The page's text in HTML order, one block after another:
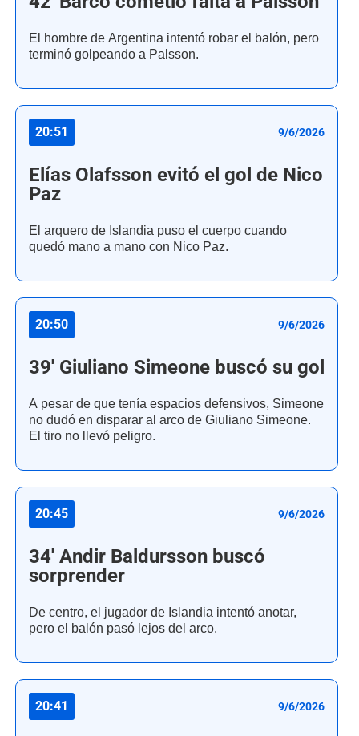
El hombre de Argentina intentó robar el balón, pero
terminó golpeando a Palsson.
20:51 9/6/2026
Elías Olafsson evitó el gol de Nico
Paz
El arquero de Islandia puso el cuerpo cuando
quedó mano a mano con Nico Paz.
20:50 9/6/2026
39' Giuliano Simeone buscó su gol
A pesar de que tenía espacios defensivos, Simeone
no dudó en disparar al arco de Giuliano Simeone.
El tiro no llevó peligro.
20:45 9/6/2026
34' Andir Baldursson buscó
sorprender
De centro, el jugador de Islandia intentó anotar,
pero el balón pasó lejos del arco.
20:41 9/6/2026